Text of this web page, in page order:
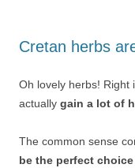
Cretan herbs
Oh lovely herbs! Right
actually gain a lot of
The common sense
be the perfect